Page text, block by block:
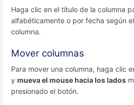
Haga clic en el título de la columna
alfabéticamente o por fecha según
columna.
Mover columnas
Para mover una columna, haga clic
y mueva el mouse hacia los lados
presionado el botón.